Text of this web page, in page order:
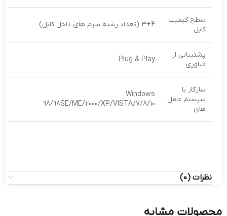
سطح کیفیت
کابل
3+4 (تعداد رشته سیم های داخل کابل)
پشتیبانی از
فناوری
Plug & Play
سازگار با
سیستم عامل
های
Windows
98/98SE/ME/2000/XP/VISTA/7/8/10
نظرات (0)
محصولات مشابه